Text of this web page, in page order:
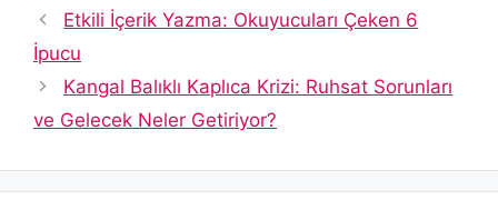
Etkili İçerik Yazma: Okuyucuları Çeken 6
İpucu
Kangal Balıklı Kaplıca Krizi: Ruhsat Sorunları
ve Gelecek Neler Getiriyor?